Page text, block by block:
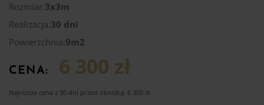
Rozmiar:3x3m
Realizacja:30 dni
Powierzchnia:9m2
CENA: 6 300 zł
Najniższa cena z 30 dni przed obniżką: 6 300 zł